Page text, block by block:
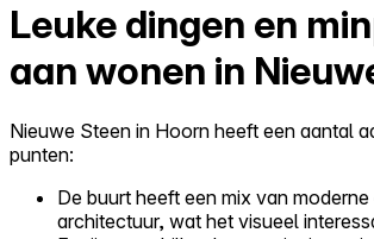
Leuke dingen en
aan wonen in
Nieuwe Steen in Hoorn heeft een aantal
punten:
De buurt heeft een mix van
architectuur, wat het visueel